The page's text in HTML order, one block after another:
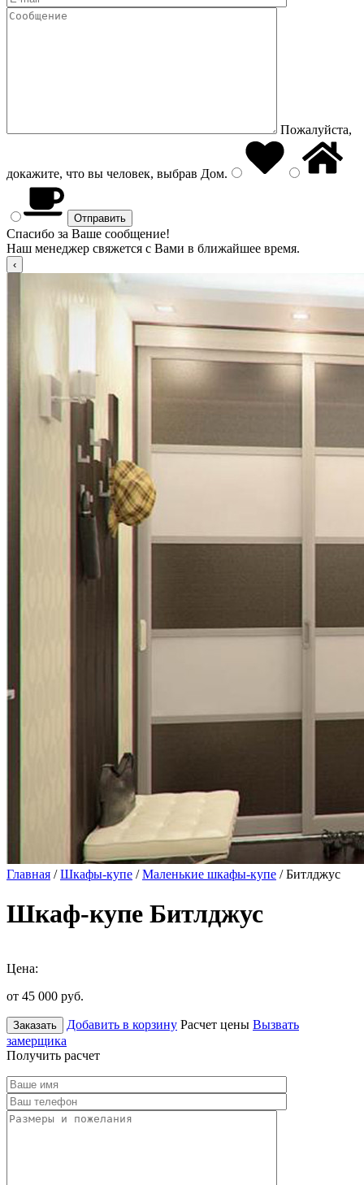
Пожалуйста,
докажите, что вы человек, выбрав Дом.
Спасибо за Ваше сообщение!
Наш менеджер свяжется с Вами в ближайшее время.
Главная /Шкафы-купе /Маленькие шкафы-купе / Битлджус
Шкаф-купе Битлджус
Цена:
от 45 000 руб.
Заказать Добавить в корзину Расчет цены Вызвать
замерщика
Получить расчет